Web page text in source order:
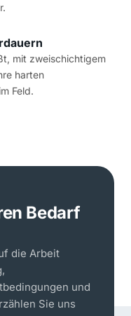
mit zweischichtigem
harten
Feld.
Bedarf
die Arbeit
und
Sie uns